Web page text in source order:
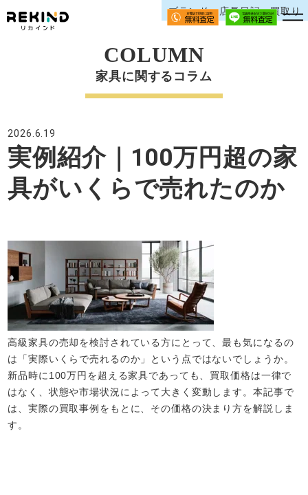
COLUMN
家具に関するコラム
2026.6.19
実例紹介｜100万円超の家
具がいくらで売れたのか
ブランド、店長日記、買取り
高級家具の売却を検討されている方にとって、最も気になるの
は「実際いくらで売れるのか」という点ではないでしょうか。
新品時に100万円を超える家具であっても、買取価格は一律で
はなく、状態や市場状況によって大きく変動します。本記事で
は、実際の買取事例をもとに、その価格の決まり方を解説しま
す。